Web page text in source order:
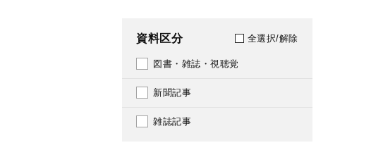
資料区分 全選択/解除
図書・雑誌・視聴覚
新聞記事
雑誌記事